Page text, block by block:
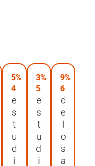
5
4
%
e
s
t
u
d
i
3
5
%
e
s
t
u
d
i
9
6
%
d
e
l
o
s
a